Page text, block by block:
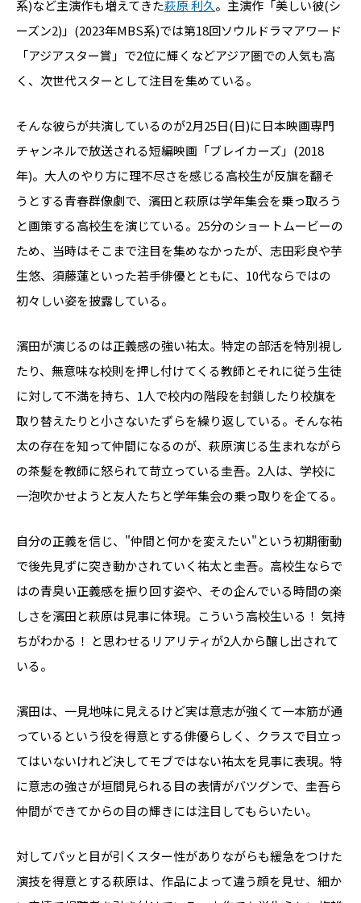
系)など主演作も増えてきた萩原 利久。主演作「美しい彼(シ
ーズン2)」(2023年MBS系)では第18回ソウルドラマアワード
「アジアスター賞」で2位に輝くなどアジア圏での人気も高
く、次世代スターとして注目を集めている。
そんな彼らが共演しているのが2月25日(日)に日本映画専門
チャンネルで放送される短編映画「ブレイカーズ」(2018
年)。大人のやり方に理不尽さを感じる高校生が反旗を翻そ
うとする青春群像劇で、濱田と萩原は学年集会を乗っ取ろう
と画策する高校生を演じている。25分のショートムービーの
ため、当時はそこまで注目を集めなかったが、志田彩良や芋
生悠、須藤蓮といった若手俳優とともに、10代ならではの
初々しい姿を披露している。
濱田が演じるのは正義感の強い祐太。特定の部活を特別視し
たり、無意味な校則を押し付けてくる教師とそれに従う生徒
に対して不満を持ち、1人で校内の階段を封鎖したり校旗を
取り替えたりと小さないたずらを繰り返している。そんな祐
太の存在を知って仲間になるのが、萩原演じる生まれながら
の茶髪を教師に怒られて苛立っている圭吾。2人は、学校に
一泡吹かせようと友人たちと学年集会の乗っ取りを企てる。
自分の正義を信じ、"仲間と何かを変えたい"という初期衝動
で後先見ずに突き動かされていく祐太と圭吾。高校生ならで
はの青臭い正義感を振り回す姿や、その企んでいる時間の楽
しさを濱田と萩原は見事に体現。こういう高校生いる！ 気持
ちがわかる！ と思わせるリアリティが2人から醸し出されて
いる。
濱田は、一見地味に見えるけど実は意志が強くて一本筋が通
っているという役を得意とする俳優らしく、クラスで目立っ
てはいないけれど決してモブではない祐太を見事に表現。特
に意志の強さが垣間見られる目の表情がバツグンで、圭吾ら
仲間ができてからの目の輝きには注目してもらいたい。
対してパッと目が引くスター性がありながらも緩急をつけた
演技を得意とする萩原は、作品によって違う顔を見せ、細か